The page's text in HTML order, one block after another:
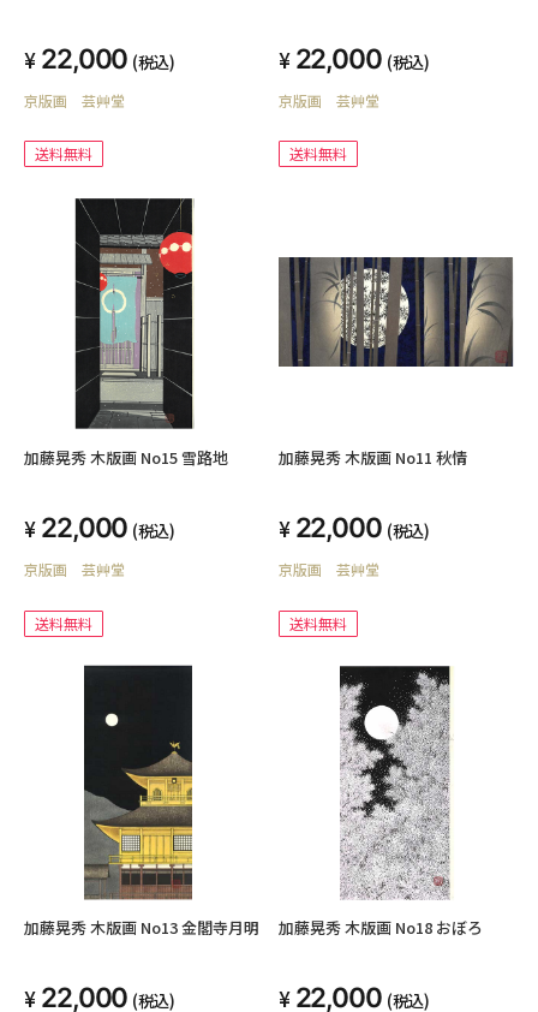
22,000 (税込)
京版画 芸艸堂
送料無料
22,000 (税込)
京版画 芸艸堂
送料無料
加藤晃秀 木版画 No15 雪路地
22,000 (税込)
京版画 芸艸堂
送料無料
加藤晃秀 木版画 No11 秋情
22,000 (税込)
京版画 芸艸堂
送料無料
加藤晃秀 木版画 No13 金閣寺月明
22,000 (税込)
加藤晃秀 木版画 No18 おぼろ
22,000 (税込)